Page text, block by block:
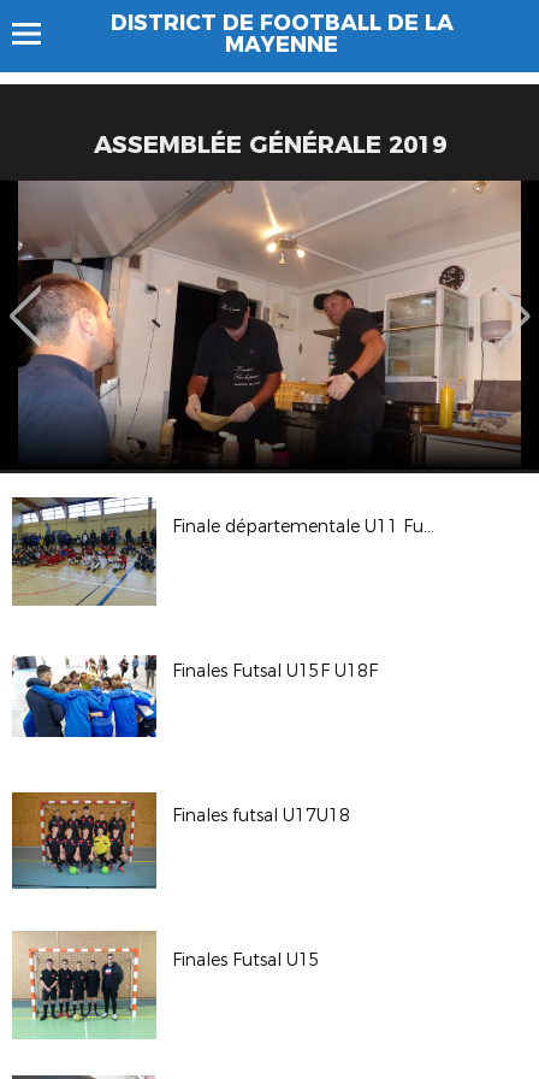
DISTRICT DE FOOTBALL DE LA
MAYENNE
ASSEMBLÉE GÉNÉRALE 2019
Finale départementale U11 Futsal
Finales Futsal U15F U18F
Finales futsal U17U18
Finales Futsal U15